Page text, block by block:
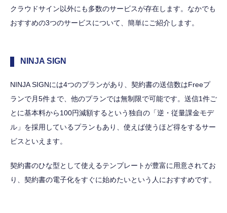
クラウドサイン以外にも多数のサービスが存在します。なかでも
おすすめの3つのサービスについて、簡単にご紹介します。
NINJA SIGN
NINJA SIGNには4つのプランがあり、契約書の送信数はFreeプ
ランで月5件まで、他のプランでは無制限で可能です。送信1件ご
とに基本料から100円減額するという独自の「逆・従量課金モデ
ル」を採用しているプランもあり、使えば使うほど得をするサー
ビスといえます。
契約書のひな型として使えるテンプレートが豊富に用意されてお
り、契約書の電子化をすぐに始めたいという人におすすめです。